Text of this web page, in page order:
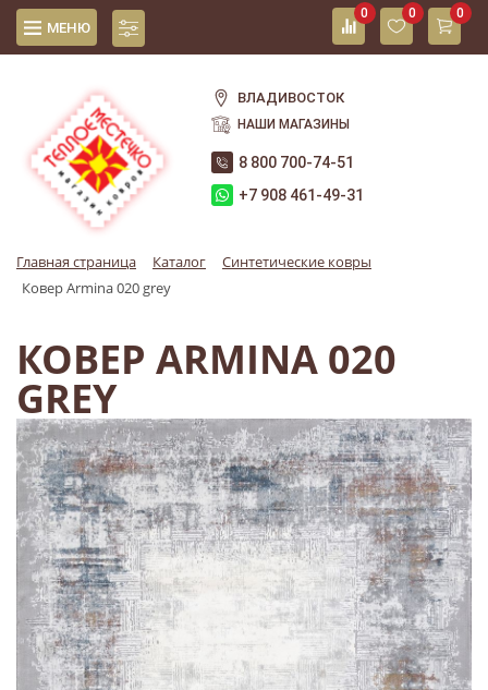
МЕНЮ
0 0 0
ВЛАДИВОСТОК
НАШИ МАГАЗИНЫ
8 800 700-74-51
+7 908 461-49-31
Главная страница Каталог
Синтетические ковры
Ковер Armina 020 grey
КОВЕР ARMINA 020
GREY